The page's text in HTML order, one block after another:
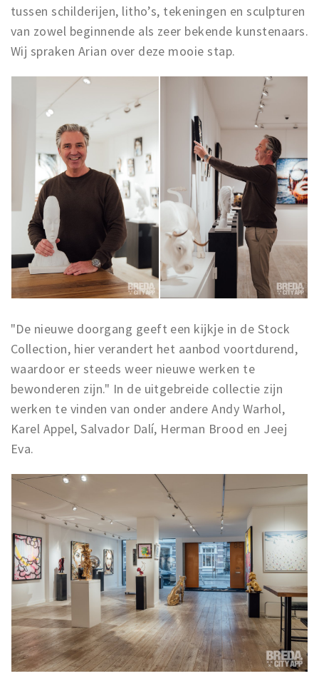
tussen schilderijen, litho’s, tekeningen en sculpturen
van zowel beginnende als zeer bekende kunstenaars.
Wij spraken Arian over deze mooie stap.
"De nieuwe doorgang geeft een kijkje in de Stock
Collection, hier verandert het aanbod voortdurend,
waardoor er steeds weer nieuwe werken te
bewonderen zijn." In de uitgebreide collectie zijn
werken te vinden van onder andere Andy Warhol,
Karel Appel, Salvador Dalí, Herman Brood en Jeej
Eva.